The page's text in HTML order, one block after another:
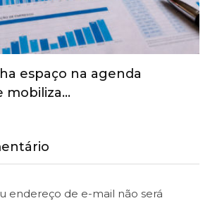
espaço na agenda
endereço de e-mail não será